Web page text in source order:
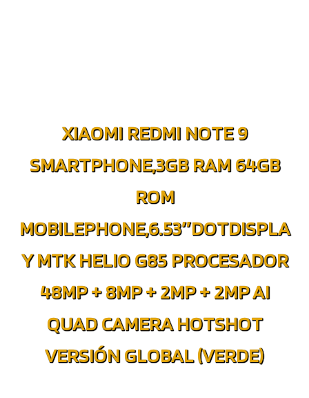
XIAOMI REDMI NOTE 9
SMARTPHONE,3GB RAM 64GB
ROM
MOBILEPHONE,6.53″DOTDISPLA
Y MTK HELIO G85 PROCESADOR
48MP + 8MP + 2MP + 2MP AI
QUAD CAMERA HOTSHOT
VERSIÓN GLOBAL (VERDE)